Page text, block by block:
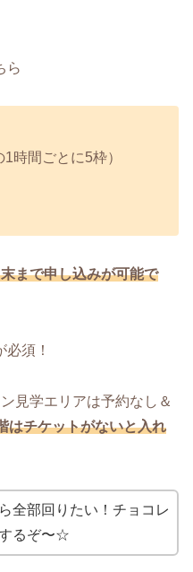
ら
時間ごとに5枠）
まで申し込みが可能で
須！
見学エリアは予約なし＆
はチケットがないと入れ
全部回りたい！チョコレ
るぞ〜☆